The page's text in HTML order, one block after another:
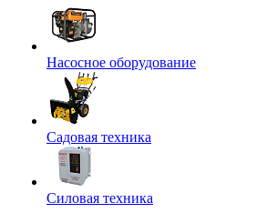
Насосное оборудование
Садовая техника
Силовая техника